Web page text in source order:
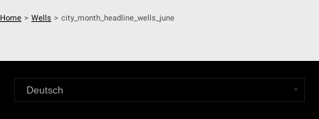
Home > Wells > city_month_headline_wells_june